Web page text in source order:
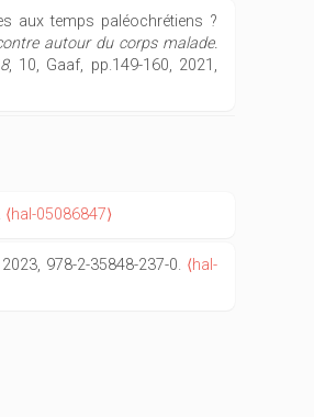
aux temps paléochrétiens ?
autour du corps malade.
, 10, Gaaf, pp.149-160, 2021,
⟨hal-05086847⟩
978-2-35848-237-0. ⟨hal-